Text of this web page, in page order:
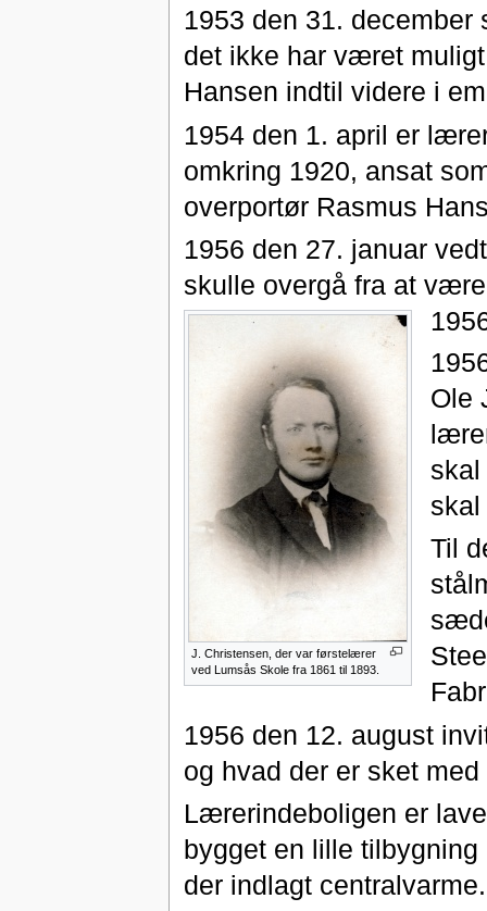
1953 den 31.
det ikke har været
Hansen indtil videre i
1954 den 1. april er
omkring 1920, ansat
overportør Rasmus
1956 den 27. januar
skulle overgå fra at
J. Christensen, der var førstelærer
ved Lumsås Skole fra 1861 til 1893.
Ole
Til
1956 den 12. august
og hvad der er sket
Lærerindeboligen er
bygget en lille
der indlagt centralvarme.